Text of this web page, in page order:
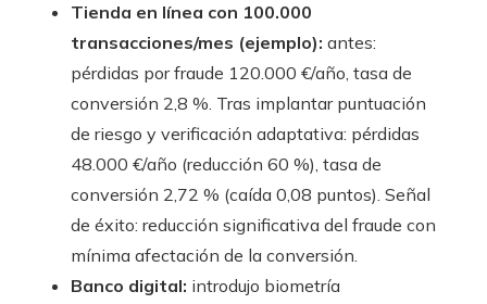
Tienda en línea con 100.000
transacciones/mes (ejemplo): antes:
pérdidas por fraude 120.000 €/año, tasa de
conversión 2,8 %. Tras implantar puntuación
de riesgo y verificación adaptativa: pérdidas
48.000 €/año (reducción 60 %), tasa de
conversión 2,72 % (caída 0,08 puntos). Señal
de éxito: reducción significativa del fraude con
mínima afectación de la conversión.
Banco digital: introdujo biometría